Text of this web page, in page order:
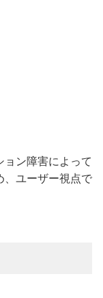
ン障害によって
、ユーザー視点で